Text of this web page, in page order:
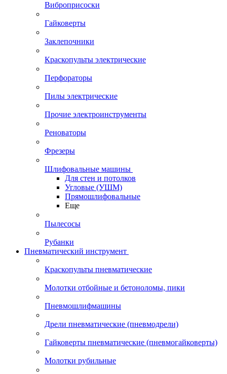
Виброприсоски
Гайковерты
Заклепочники
Краскопульты электрические
Перфораторы
Пилы электрические
Прочие электроинструменты
Реноваторы
Фрезеры
Шлифовальные машины
Для стен и потолков
Угловые (УШМ)
Прямошлифовальные
Еще
Пылесосы
Рубанки
Пневматический инструмент
Краскопульты пневматические
Молотки отбойные и бетоноломы, пики
Пневмошлифмашины
Дрели пневматические (пневмодрели)
Гайковерты пневматические (пневмогайковерты)
Молотки рубильные